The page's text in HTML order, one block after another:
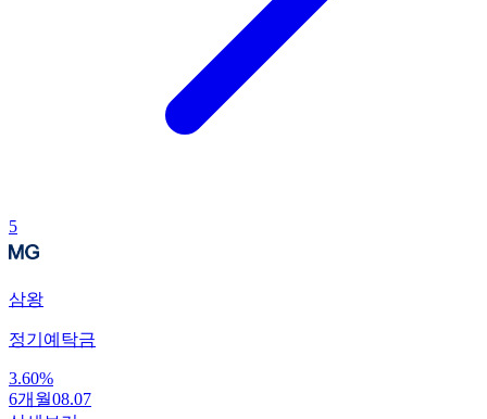
5
삼왕
정기예탁금
3.60%
6개월08.07